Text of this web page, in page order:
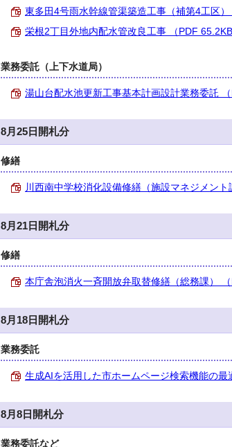
東多田4号雨水幹線管渠築造工事（補第4工区
栄根2丁目外地内配水管改良工事 （PDF 65.2KB
業務委託（上下水道局）
湯山台配水池更新工事基本計画設計業務委託 （
8月25日開札分
修繕
川西南中学校消化設備修繕（施設マネジメント
8月21日開札分
修繕
本庁舎泡消火一斉開放弁取替修繕（総務課） （
8月18日開札分
業務委託
生成AIを活用した市ホームページ検索機能の最
8月8日開札分
業務委託など